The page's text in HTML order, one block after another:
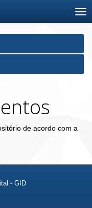
de acordo com a
- GID